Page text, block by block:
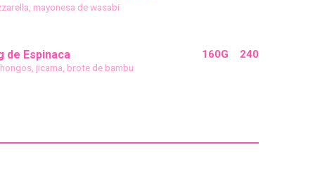
mayonesa de wasabi
de Espinaca
jicama, brote de bambu
160G 240